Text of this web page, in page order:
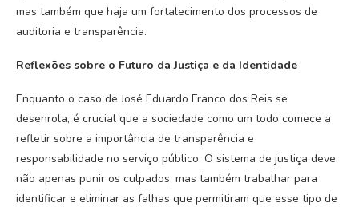
mas também que haja um fortalecimento dos processos de
auditoria e transparência.
Reflexões sobre o Futuro da Justiça e da Identidade
Enquanto o caso de José Eduardo Franco dos Reis se
desenrola, é crucial que a sociedade como um todo comece a
refletir sobre a importância de transparência e
responsabilidade no serviço público. O sistema de justiça deve
não apenas punir os culpados, mas também trabalhar para
identificar e eliminar as falhas que permitiram que esse tipo de